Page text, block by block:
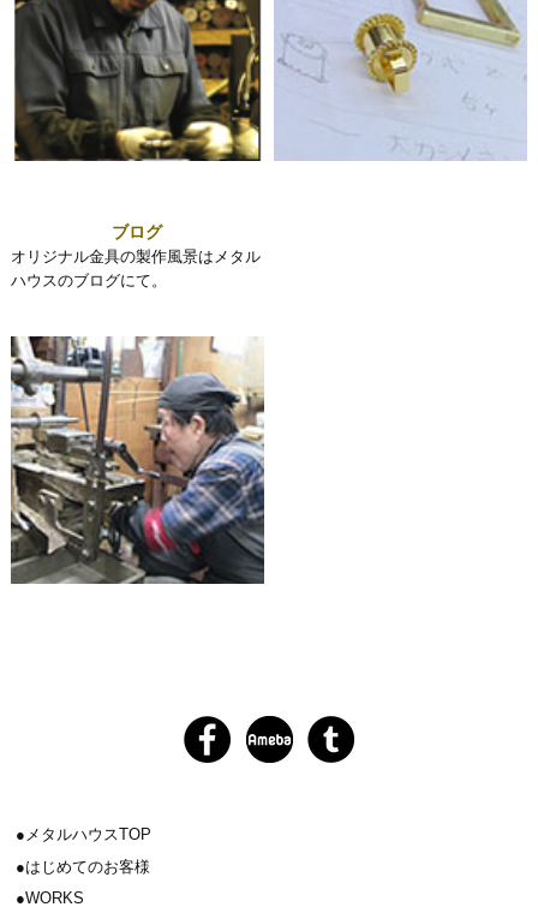
ブログ
オリジナル金具の製作風景はメタル
ハウスのブログにて。
メタルハウスTOP
はじめてのお客様
WORKS